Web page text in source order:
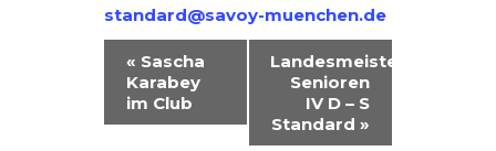
standard@savoy-muenchen.de
V
R
« Sascha
Karabey
im Club
Landesmeisterschaft
Senioren
IV D – S
Standard »